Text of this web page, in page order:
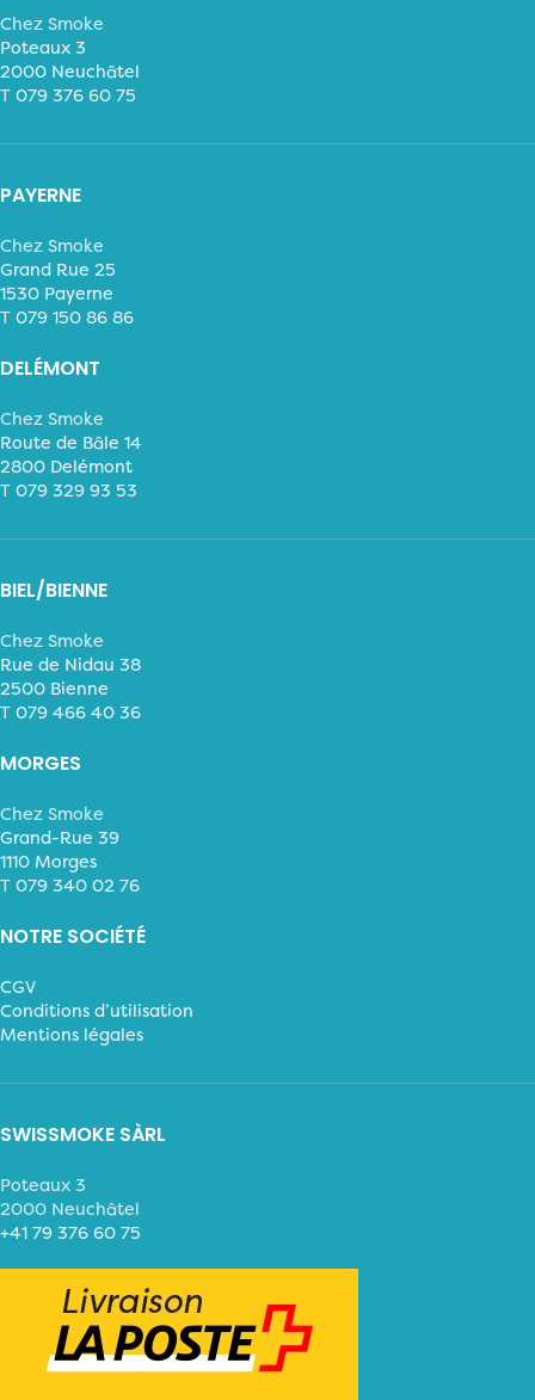
Chez Smoke
Poteaux 3
2000 Neuchâtel
T 079 376 60 75
PAYERNE
Chez Smoke
Grand Rue 25
1530 Payerne
T 079 150 86 86
DELÉMONT
Chez Smoke
Route de Bâle 14
2800 Delémont
T 079 329 93 53
BIEL/BIENNE
Chez Smoke
Rue de Nidau 38
2500 Bienne
T 079 466 40 36
MORGES
Chez Smoke
Grand-Rue 39
1110 Morges
T 079 340 02 76
NOTRE SOCIÉTÉ
CGV
Conditions d’utilisation
Mentions légales
SWISSMOKE SÀRL
Poteaux 3
2000 Neuchâtel
+41 79 376 60 75